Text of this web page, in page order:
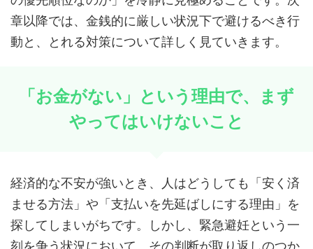
章以降では、金銭的に厳しい状況下で避けるべき行
動と、とれる対策について詳しく見ていきます。
「お金がない」という理由で、まず
やってはいけないこと
経済的な不安が強いとき、人はどうしても「安く済
ませる方法」や「支払いを先延ばしにする理由」を
探してしまいがちです。しかし、緊急避妊という一
刻を争う状況において、その判断が取り返しのつか